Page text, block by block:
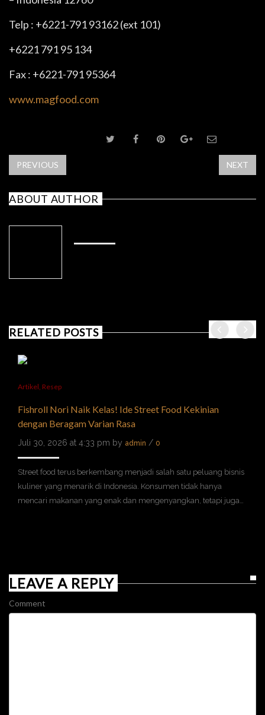
Telp : +6221-791 93162 (ext 101)
+6221 791 95 134
Fax : +6221-791 95364
www.magfood.com
PREVIOUS NEXT
ABOUT AUTHOR
RELATED POSTS
Artikel, Resep
Fishroll Nori Naik Kelas! Ide Street Food Kekinian
dengan Beragam Varian Rasa
Juli 30, 2026 at 4:33 pm by admin / 0
Street food terus berkembang menjadi salah satu peluang bisnis
kuliner yang menarik di Indonesia. Konsumen tidak hanya
mencari makanan yang enak dan mengenyangkan, tetapi juga…
LEAVE A REPLY
Comment